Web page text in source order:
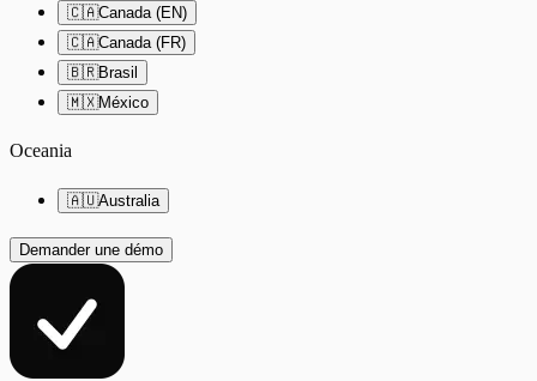
🇨🇦Canada (EN)
🇨🇦Canada (FR)
🇧🇷Brasil
🇲🇽México
Oceania
🇦🇺Australia
Demander une démo